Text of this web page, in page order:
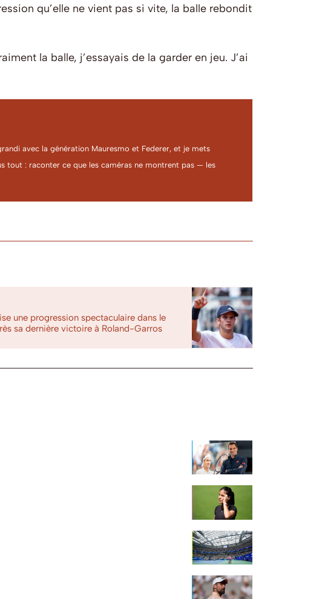
qu’elle ne vient pas si vite, la balle rebondit
la balle, j’essayais de la garder en jeu. J’ai
avec la génération Mauresmo et Federer, et je mets
tout : raconter ce que les caméras ne montrent pas — les
une progression spectaculaire dans le
sa dernière victoire à Roland-Garros